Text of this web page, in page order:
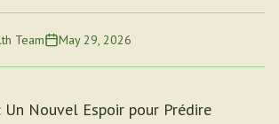
Team May 29, 2026
Un Nouvel Espoir pour Prédire